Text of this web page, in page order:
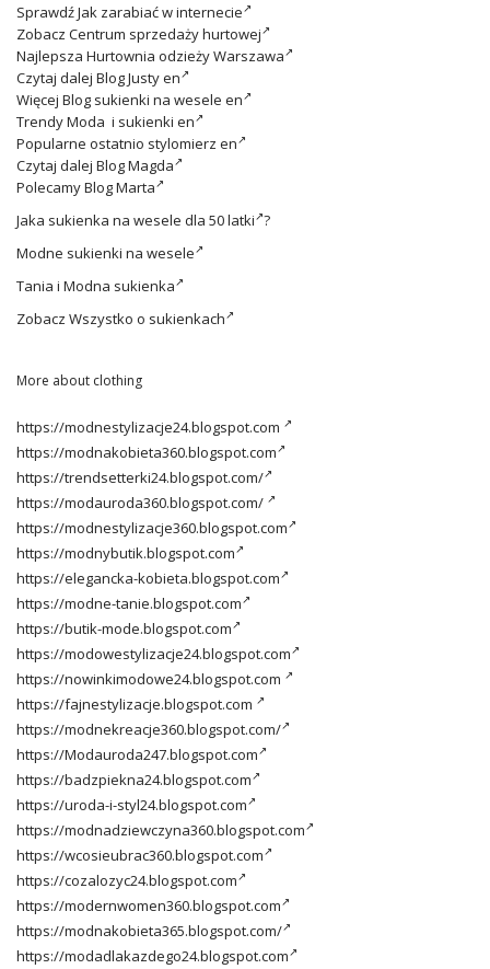
SprawdźJak zarabiać w internecie
Zobacz Centrum sprzedaży hurtowej
Najlepsza Hurtownia odzieży Warszawa
Czytaj dalej Blog Justy en
Więcej Blog sukienki na wesele en
TrendyModa i sukienki en
Popularne ostatnio stylomierz en
Czytaj dalej Blog Magda
PolecamyBlog Marta
Jaka sukienka na wesele dla 50 latki ?
Modne sukienki na wesele
Tania i Modna sukienka
Zobacz Wszystko o sukienkach
More about clothing
https://modnestylizacje24.blogspot.com
https://modnakobieta360.blogspot.com
https://trendsetterki24.blogspot.com/
https://modauroda360.blogspot.com/
https://modnestylizacje360.blogspot.com
https://modnybutik.blogspot.com
https://elegancka-kobieta.blogspot.com
https://modne-tanie.blogspot.com
https://butik-mode.blogspot.com
https://modowestylizacje24.blogspot.com
https://nowinkimodowe24.blogspot.com
https://fajnestylizacje.blogspot.com
https://modnekreacje360.blogspot.com/
https://Modauroda247.blogspot.com
https://badzpiekna24.blogspot.com
https://uroda-i-styl24.blogspot.com
https://modnadziewczyna360.blogspot.com
https://wcosieubrac360.blogspot.com
https://cozalozyc24.blogspot.com
https://modernwomen360.blogspot.com
https://modnakobieta365.blogspot.com/
https://modadlakazdego24.blogspot.com